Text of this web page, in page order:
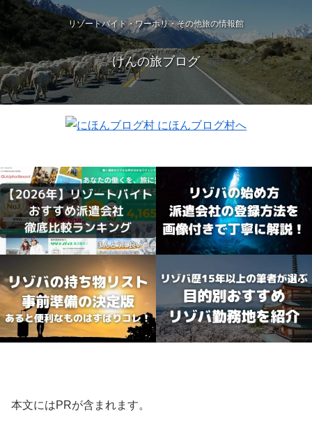
リゾートバイト・ワーホリ・その他旅の情報館
けんの旅ブログ
本文にはPRが含まれます。